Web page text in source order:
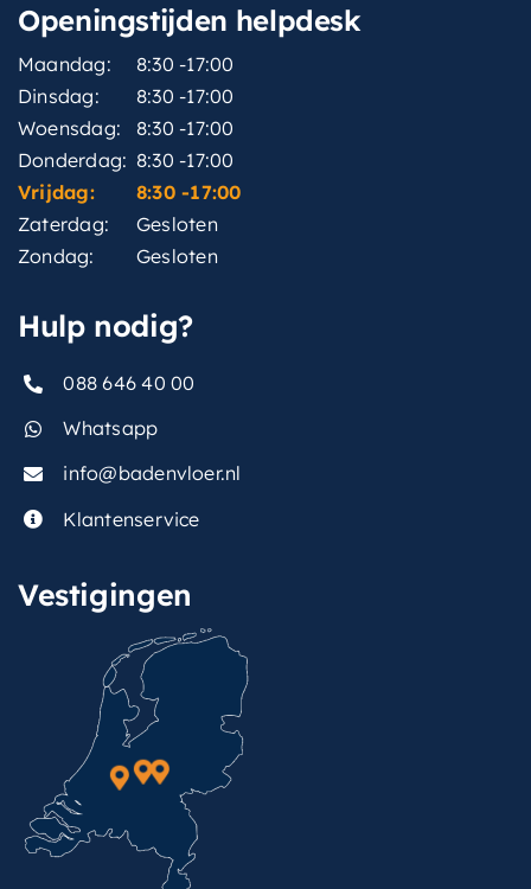
Openingstijden helpdesk
Maandag:
8:30 -17:00
Dinsdag:
8:30 -17:00
Woensdag:
8:30 -17:00
Donderdag: 8:30 -17:00
Vrijdag:
8:30 -17:00
Zaterdag:
Gesloten
Zondag:
Gesloten
Hulp nodig?
088 646 40 00
Whatsapp
info@badenvloer.nl
Klantenservice
Vestigingen